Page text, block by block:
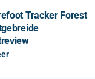
Tracker Forest